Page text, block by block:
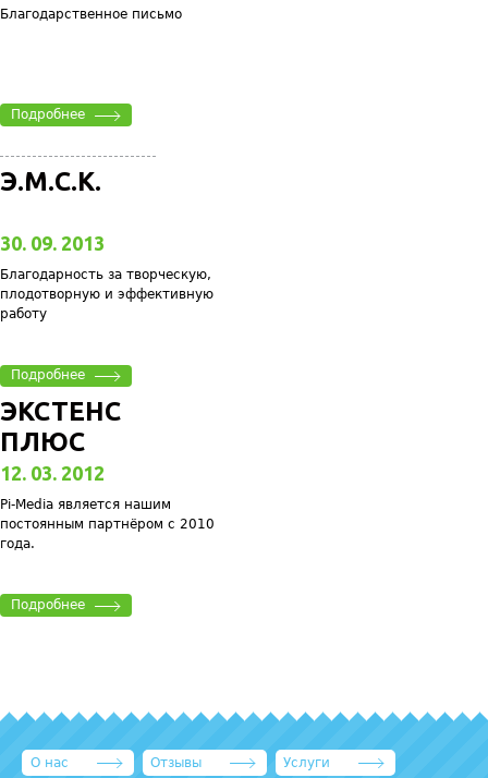
Благодарственное письмо
Подробнее
Э.М.С.К.
30. 09. 2013
Благодарность за творческую,
плодотворную и эффективную
работу
Подробнее
ЭКСТЕНС
ПЛЮС
12. 03. 2012
Pi-Media является нашим
постоянным партнёром с 2010
года.
Подробнее
О нас Отзывы Услуги